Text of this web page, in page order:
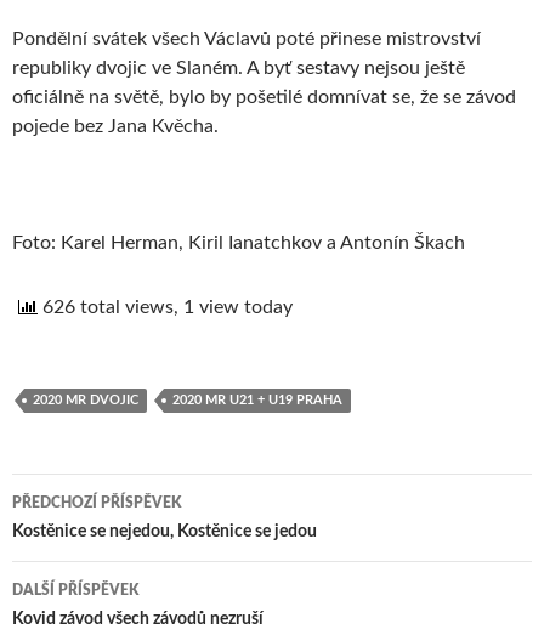
Pondělní svátek všech Václavů poté přinese mistrovství
republiky dvojic ve Slaném. A byť sestavy nejsou ještě
oficiálně na světě, bylo by pošetilé domnívat se, že se závod
pojede bez Jana Kvěcha.
Foto: Karel Herman, Kiril Ianatchkov a Antonín Škach
626 total views, 1 view today
2020 MR DVOJIC 2020 MR U21 + U19 PRAHA
Navigace
pro
příspěvek
PŘEDCHOZÍ PŘÍSPĚVEK
Kostěnice se nejedou, Kostěnice se jedou
DALŠÍ PŘÍSPĚVEK
Kovid závod všech závodů nezruší